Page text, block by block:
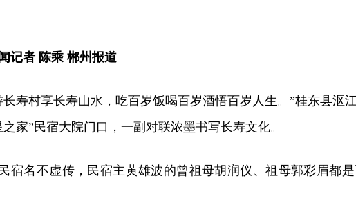
记者 陈乘 郴州报道
长寿村享长寿山水，吃百岁饭喝百岁酒悟百岁人生。”桂东县沤
家”民宿大院门口，一副对联浓墨书写长寿文化。
宿名不虚传，民宿主黄雄波的曾祖母胡润仪、祖母郭彩眉都